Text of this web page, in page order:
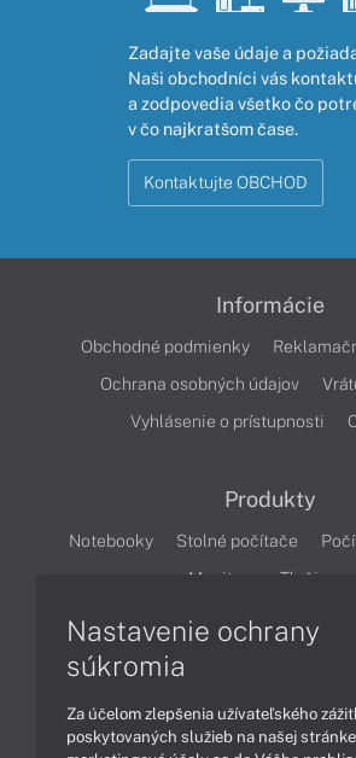
Zadajte vaše údaje a
Naši obchodníci vás
a zodpovedia všetko čo
v čo najkratšom čase.
Kontaktujte OBCHOD
Informácie
Obchodné podmienky
Ochrana osobných údajov
Vyhlásenie o prístupnosti
Produkty
Notebooky Stolné počítače
Monitory
Tlačiarne
Technológie
Videá
Nastavenie ochrany
súkromia
Za účelom zlepšenia užívateľského
poskytovaných služieb na našej